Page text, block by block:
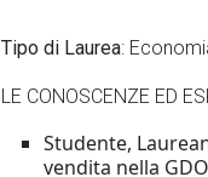
Tipo di Laurea:
LE CONOSCENZE ED
Studente,
vendita nella GDO